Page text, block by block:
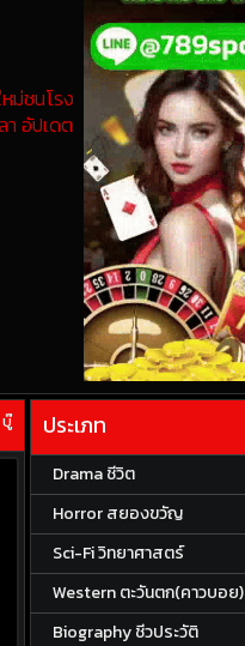
ม่ชนโรง
า อัปเดต
ประเภท
Drama ชีวิต
Horror สยองขวัญ
Sci-Fi วิทยาศาสตร์
Western ตะวันตก(คาวบอย)
Biography ชีวประวัติ